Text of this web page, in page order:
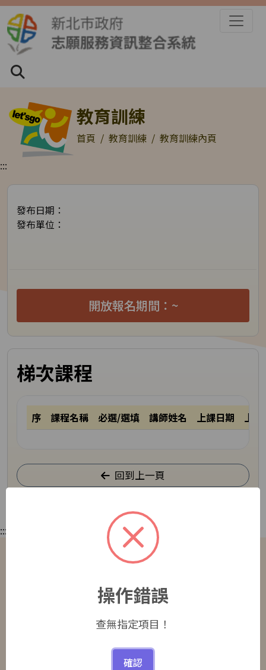
跳到主要內容區塊
教育訓練
首頁 教育訓練
教育訓練內頁
:::
發布日期：
發布單位：
開放報名期間：~
梯次課程
序 課程名稱 必選/選填 講師姓名 上課日期 上
回到上一頁
:::
機關與運用單位簡介
目的事業主管機關
運用單位介紹操作錯誤
查無指定項目！
確認